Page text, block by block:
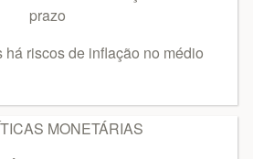
há riscos de inflação no médio